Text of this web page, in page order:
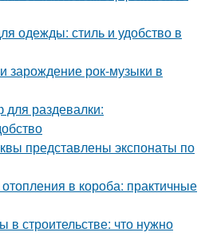
одежды: стиль и удобство в
зарождение рок-музыки в
раздевалки:
представлены экспонаты по
в короба: практичные
строительстве: что нужно